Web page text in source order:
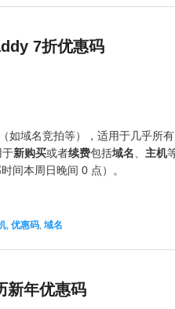
7折优惠码
如域名竞拍等），适用于几乎所
于新购买或者续费包括域名 主机
间本周日晚间 0 点）。
, 优惠码 域名
新年优惠码